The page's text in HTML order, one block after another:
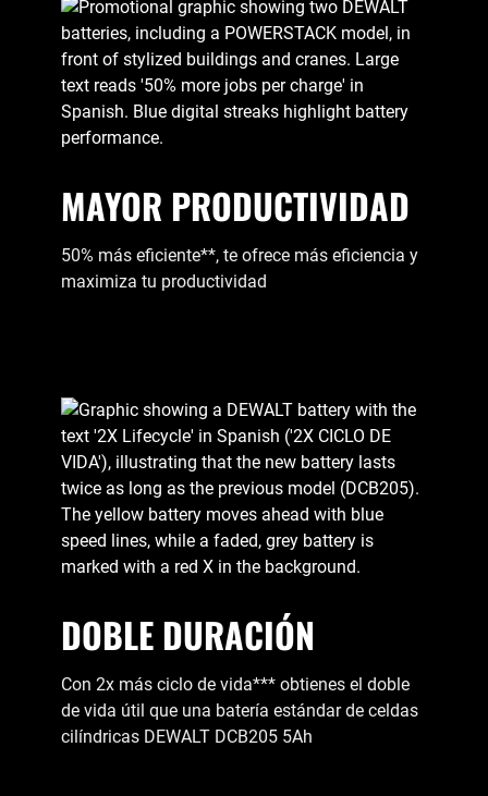
MAYOR PRODUCTIVIDAD
50% más eficiente**, te ofrece más eficiencia y
maximiza tu productividad
DOBLE DURACIÓN
Con 2x más ciclo de vida*** obtienes el doble
de vida útil que una batería estándar de celdas
cilíndricas DEWALT DCB205 5Ah